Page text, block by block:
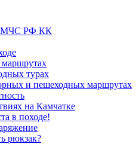
МЧС РФ КК
турах
и пешеходных маршрутах
на Камчатке
в походе!
рюкзак?